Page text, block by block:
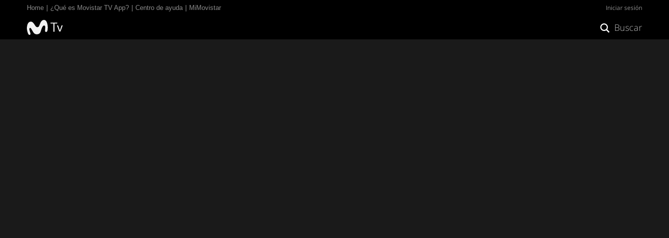
Home ¿Qué es Movistar TV App? Centro de ayuda MiMovistar Iniciar sesión
Buscar